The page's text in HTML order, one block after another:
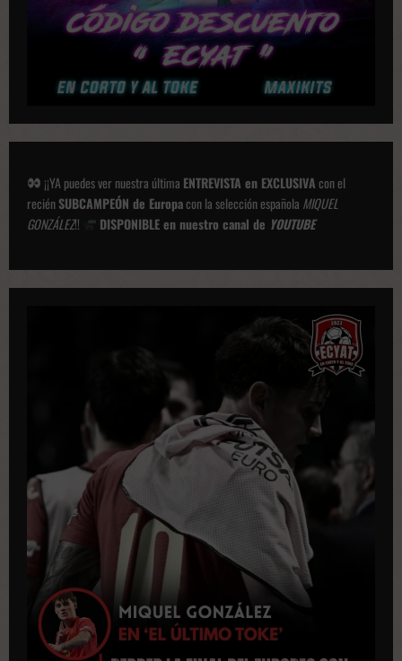
¡¡YA puedes ver nuestra última ENTREVISTA en EXCLUSIVAcon el
reciénSUBCAMPEÓN de Europacon la selección española MIQUEL
GONZÁLEZ!! DISPONIBLE en nuestro canal de YOUTUBE